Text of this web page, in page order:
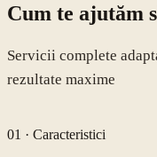
Cum te ajutăm
Servicii complete
rezultate maxime
01 · Caracteristici